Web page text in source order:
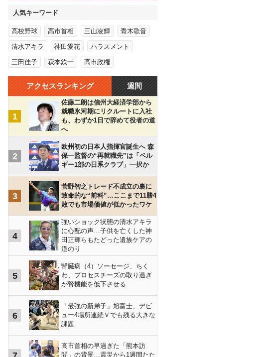
人気キーワード
高校野球 高市首相 三山凌輝 青木歌音
清水アキラ 神田愛花 ハラスメント
三田佳子 萩本欽一 高市政権
アクセスランキング 週間
1
佐藤二朗は信州大経済学部から
就職氷河期にリクルートに入社
も、わずか1日で辞めて役者の道
へ
2
欧州初の日本人指揮官誕生へ 森
保一監督の“再就職先”は「ベル
ギー1部の日系クラブ」一択か
3
菅野智之トレード不成立の裏に
致命的な“前科”…ここまで11勝4
敗でも市場価値が低かったワケ
4
強いショック状態の清水アキラ
に心配の声…子供を亡くした神
田正輝らもたどった遺族ケアの
道のり
5
腎臓病（4）ソーセージ、ちく
わ、プロセスチーズの取り過ぎ
が腎機能を低下させる
6
「最強の新弟子」旭富士、デビ
ュー4場所連続Ｖでも残る大きな
課題
高市首相の早過ぎた「熊本訪
問」の背景…震災から1週間たた